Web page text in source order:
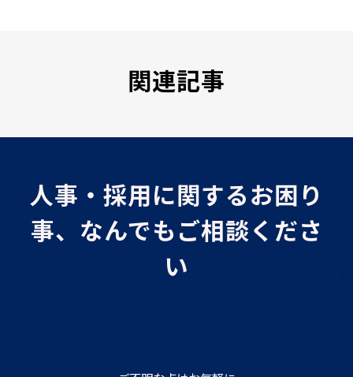
関連記事
人事・採用に関するお困り
事、なんでもご相談くださ
い